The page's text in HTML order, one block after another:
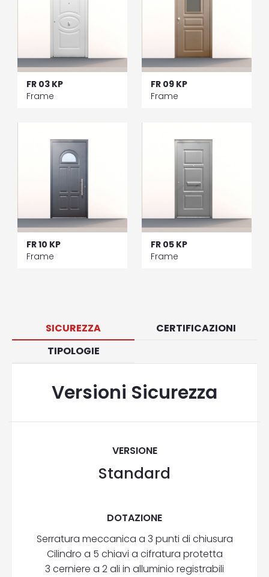
FR 03 KP
Frame
FR 09 KP
Frame
FR 10 KP
Frame
FR 05 KP
Frame
SICUREZZA
CERTIFICAZIONI
TIPOLOGIE
Versioni Sicurezza
VERSIONE
Standard
DOTAZIONE
Serratura meccanica a 3 punti di chiusura
Cilindro a 5 chiavi a cifratura protetta
3 cerniere a 2 ali in alluminio registrabili